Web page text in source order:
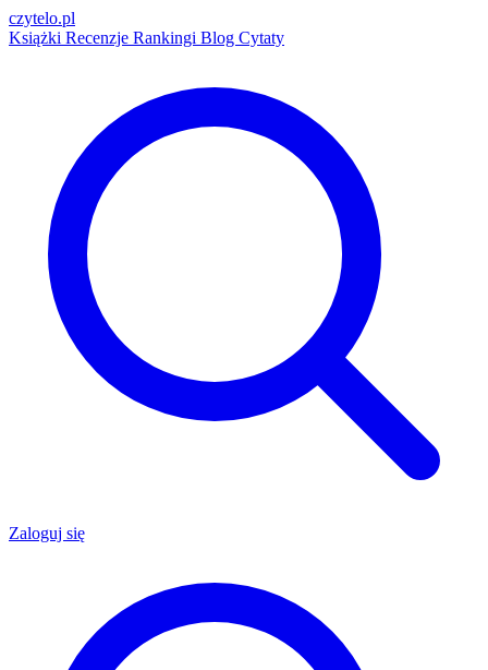
czytelo.pl
Książki Recenzje Rankingi Blog Cytaty
Zaloguj się